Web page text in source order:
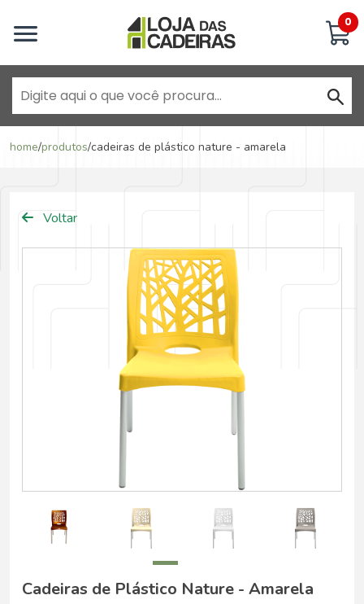
0
home/produtos/cadeiras de plástico nature - amarela
Voltar
Cadeiras de Plástico Nature - Amarela
Inicie uma conversa
Goiânia - Jardim América
Anápolis - Jundiaí
Brasília - ADE Águas Claras
Brasília - Asa Sul
Goiânia - Jardim América II
Belo Horizonte - Belo Horizonte